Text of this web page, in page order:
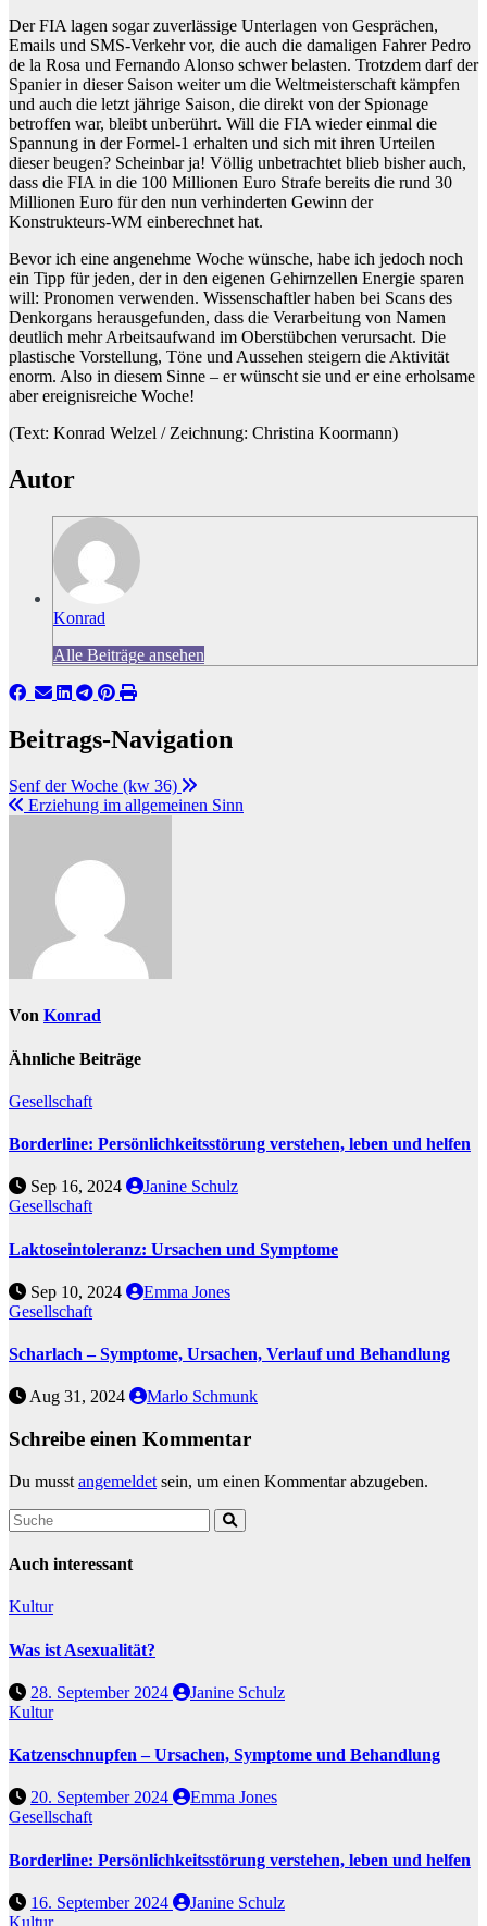
Der FIA lagen sogar zuverlässige Unterlagen von Gesprächen,
Emails und SMS-Verkehr vor, die auch die damaligen Fahrer Pedro
de la Rosa und Fernando Alonso schwer belasten. Trotzdem darf der
Spanier in dieser Saison weiter um die Weltmeisterschaft kämpfen
und auch die letzt jährige Saison, die direkt von der Spionage
betroffen war, bleibt unberührt. Will die FIA wieder einmal die
Spannung in der Formel-1 erhalten und sich mit ihren Urteilen
dieser beugen? Scheinbar ja! Völlig unbetrachtet blieb bisher auch,
dass die FIA in die 100 Millionen Euro Strafe bereits die rund 30
Millionen Euro für den nun verhinderten Gewinn der
Konstrukteurs-WM einberechnet hat.
Bevor ich eine angenehme Woche wünsche, habe ich jedoch noch
ein Tipp für jeden, der in den eigenen Gehirnzellen Energie sparen
will: Pronomen verwenden. Wissenschaftler haben bei Scans des
Denkorgans herausgefunden, dass die Verarbeitung von Namen
deutlich mehr Arbeitsaufwand im Oberstübchen verursacht. Die
plastische Vorstellung, Töne und Aussehen steigern die Aktivität
enorm. Also in diesem Sinne – er wünscht sie und er eine erholsame
aber ereignisreiche Woche!
(Text: Konrad Welzel / Zeichnung: Christina Koormann)
Autor
Konrad
Alle Beiträge ansehen
Beitrags-Navigation
Senf der Woche (kw 36)
Erziehung im allgemeinen Sinn
Von Konrad
Ähnliche Beiträge
Gesellschaft
Borderline: Persönlichkeitsstörung verstehen, leben und helfen
Sep 16, 2024
Janine Schulz
Gesellschaft
Laktoseintoleranz: Ursachen und Symptome
Sep 10, 2024
Emma Jones
Gesellschaft
Scharlach – Symptome, Ursachen, Verlauf und Behandlung
Aug 31, 2024 Marlo Schmunk
Schreibe einen Kommentar
Du musst angemeldet sein, um einen Kommentar abzugeben.
Auch interessant
Kultur
Was ist Asexualität?
28. September 2024
Janine Schulz
Kultur
Katzenschnupfen – Ursachen, Symptome und Behandlung
20. September 2024
Emma Jones
Gesellschaft
Borderline: Persönlichkeitsstörung verstehen, leben und helfen
16. September 2024
Janine Schulz
Kultur